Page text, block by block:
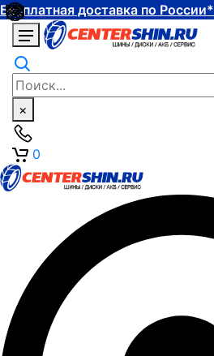
Бесплатная доставка по России*
×
0